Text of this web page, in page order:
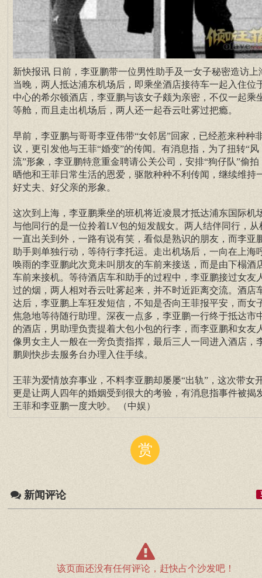
新快报讯 日前，李亚鹏带一位男性助手及一女子秘密造访上
当晚，两人抵达浦东机场后，即乘坐酒店接待车一起入住位
中心的希尔顿酒店，李亚鹏与该女子颇为亲密，不仅一起乘
等舱，而且走出机场后，两人还一起吞云吐雾过把瘾。
早前，李亚鹏与哥哥李亚伟带“女邻居”回家，已经惹来种种
议，更引发他与王菲“婚变”的传闻。有消息指，为了扭转“风
流”形象，李亚鹏特意重金聘请公关公司，安排“狗仔队”偷拍
晒他和王菲日常生活的恩爱，驱散种种不利传闻，继续维持
好丈夫、好父亲的形象。
这次到上海，李亚鹏乘坐的班机将近凌晨才抵达浦东国际机
与他同行的是一位拎着LV包的短发靓女。两人结伴同行，从
一直出关到外，一路有说有笑，看似是熟识的朋友，而李亚
助手则单独行动，等待行李托运。走出机场后，一向在上海
唤雨的李亚鹏此次竟未叫朋友的车前来接送，而是由下榻酒
车前来接机。等待酒店车和助手的过程中，李亚鹏接过女友
过的烟，两人相对吞云吐雾起来，并不时近距离交流。酒店
达后，李亚鹏上车狂发短信，不知是否向王菲报平安，而女
焦急地等待随行助理。深夜一点多，李亚鹏一行终于抵达市
的酒店，男助理负责提着大包小包的行李，而李亚鹏和女友
像男女主人一般在一旁负责指挥，最后三人一同进入酒店，
鹏则快步去服务台办理入住手续。
王菲为爱情放弃事业，不料李亚鹏却屡屡“出轨”，这次带女
更是让两人四年的婚姻受到很大的考验，有消息指事件被揭
王菲和李亚鹏一度大吵。 （中娱）
赏
新闻评论
该页面还没有任何评论，赶快占个沙发吧！